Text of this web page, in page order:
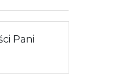
Pani